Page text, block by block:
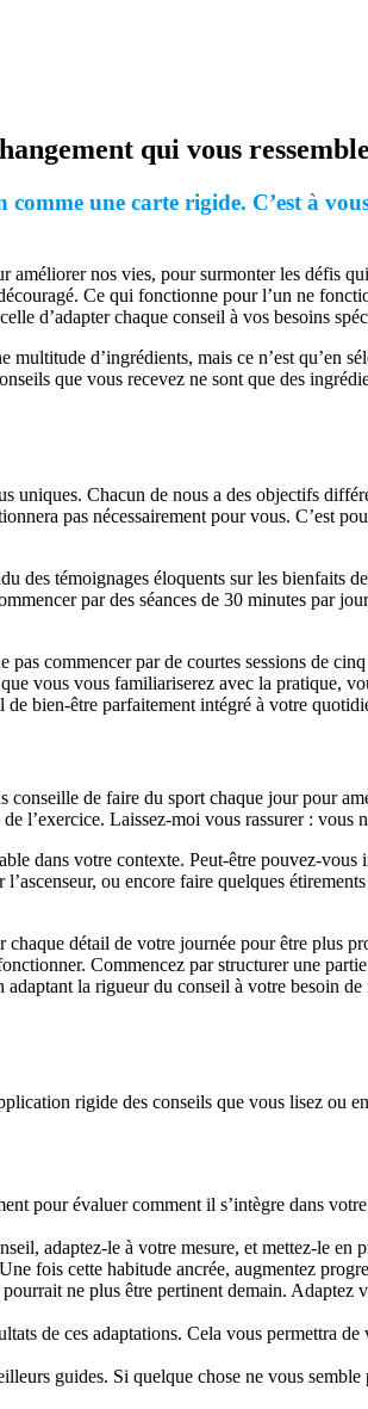
qui vous ressemble
une carte rigide. C’est à
nos vies, pour surmonter les défis
Ce qui fonctionne pour l’un ne
d’adapter chaque conseil à vos besoins
d’ingrédients, mais ce n’est qu’en
que vous recevez ne sont que des
Chacun de nous a des objectifs
pas nécessairement pour vous. C’est
des témoignages éloquents sur les bienfaits
par des séances de 30 minutes par
commencer par de courtes sessions de
vous vous familiariserez avec la pratique,
bien-être parfaitement intégré à votre
conseille de faire du sport chaque jour pour
l’exercice. Laissez-moi vous rassurer :
dans votre contexte. Peut-être pouvez-
ou encore faire quelques
détail de votre journée pour être plus
Commencez par structurer une
la rigueur du conseil à votre
rigide des conseils que vous lisez ou
pour évaluer comment il s’intègre dans
adaptez-le à votre mesure, et mettez-le
fois cette habitude ancrée, augmentez
ne plus être pertinent demain. Adaptez
de ces adaptations. Cela vous permettra
guides. Si quelque chose ne vous